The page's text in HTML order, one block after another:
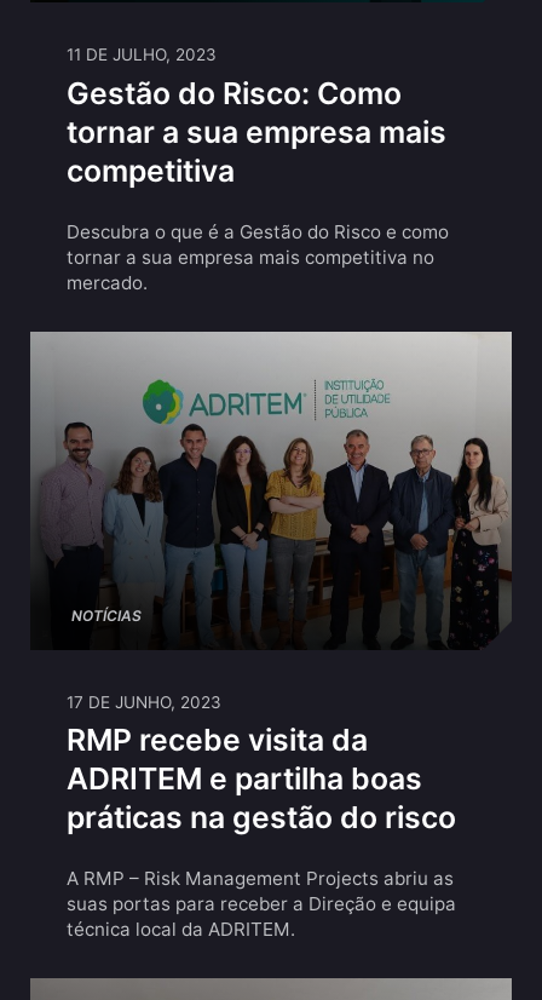
11 DE JULHO, 2023
Gestão do Risco: Como
tornar a sua empresa mais
competitiva
Descubra o que é a Gestão do Risco e como
tornar a sua empresa mais competitiva no
mercado.
NOTÍCIAS
17 DE JUNHO, 2023
RMP recebe visita da
ADRITEM e partilha boas
práticas na gestão do risco
A RMP – Risk Management Projects abriu as
suas portas para receber a Direção e equipa
técnica local da ADRITEM.